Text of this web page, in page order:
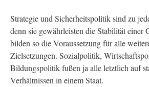
Strategie und Sicherheitspolitik sind zu
denn sie gewährleisten die Stabilität einer
bilden so die Voraussetzung für alle
Zielsetzungen. Sozialpolitik,
Bildungspolitik fußen ja alle letztlich auf
Verhältnissen in einem Staat.